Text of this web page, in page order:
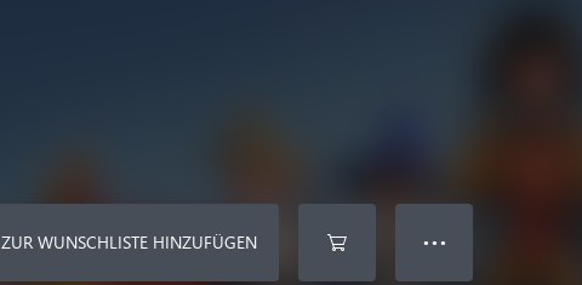
ZUR WUNSCHLISTE HINZUFÜGEN ● ● ●